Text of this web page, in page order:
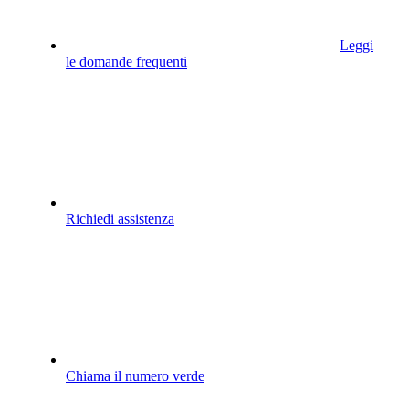
Leggi
le domande frequenti
Richiedi assistenza
Chiama il numero verde